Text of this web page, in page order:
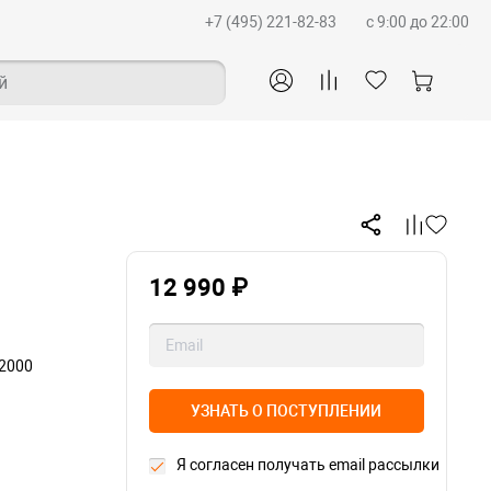
+7 (495) 221-82-83 c 9:00 до 22:00
12 990 ₽
УЗНАТЬ О ПОСТУПЛЕНИИ
Я согласен получать email рассылки